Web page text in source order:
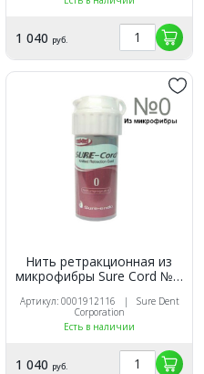
1 040 руб.
Нить ретракционная из
микрофибры Sure Cord №0,
Артикул: 0001912116 | Sure Dent
Corporation
Есть в наличии
1 040 руб.